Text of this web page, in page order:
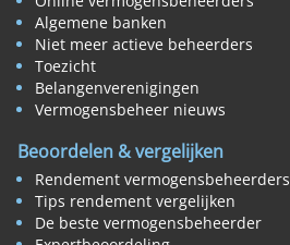
Algemene banken
Niet meer actieve beheerders
Toezicht
Belangenverenigingen
Vermogensbeheer nieuws
Beoordelen & vergelijken
Rendement vermogensbeheerders
Tips rendement vergelijken
De beste vermogensbeheerder